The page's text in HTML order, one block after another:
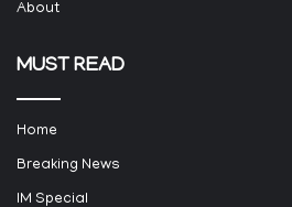
About
MUST READ
Home
Breaking News
IM Special